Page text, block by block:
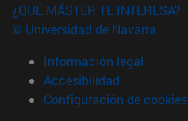
¿QUÉ MÁSTER TE INTERESA?
© Universidad de Navarra
Información legal
Accesibilidad
Configuración de cookies